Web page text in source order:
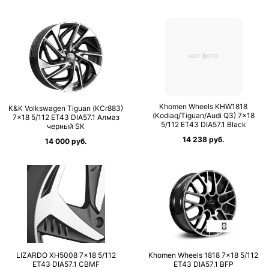
К&К Volkswagen Tiguan (КСr883)
7×18 5/112 ET43 DIA57.1 Алмаз
черный SK
14 000 руб.
нет фото
Khomen Wheels KHW1818
(Kodiaq/Tiguan/Audi Q3) 7×18
5/112 ET43 DIA57.1 Black
14 238 руб.
LIZARDO XH5008 7×18 5/112
ET43 DIA57.1 CBMF
Khomen Wheels 1818 7×18 5/112
ET43 DIA57.1 BFP